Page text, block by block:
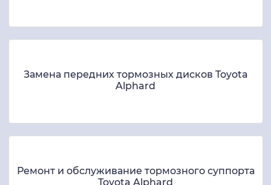
Замена передних тормозных дисков Toyota
Alphard
Ремонт и обслуживание тормозного суппорта
Toyota Alphard